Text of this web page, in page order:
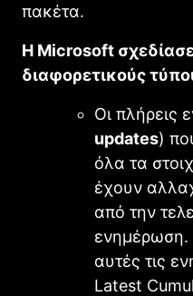
πακέτα.
Η Microsoft
διαφορετικούς
Οι πλήρεις
updates)
όλα τα
έχουν
από την
αυτές τις
Latest